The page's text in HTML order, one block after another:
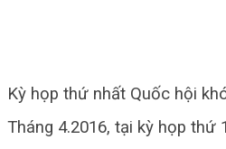
Kỳ họp thứ nhất Quốc hội
Tháng 4.2016, tại kỳ họp